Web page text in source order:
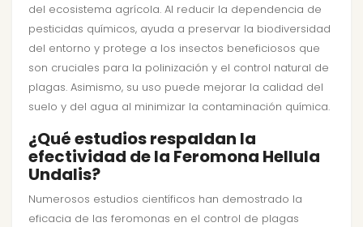
del ecosistema agrícola. Al reducir la dependencia de
pesticidas químicos, ayuda a preservar la biodiversidad
del entorno y protege a los insectos beneficiosos que
son cruciales para la polinización y el control natural de
plagas. Asimismo, su uso puede mejorar la calidad del
suelo y del agua al minimizar la contaminación química.
¿Qué estudios respaldan la
efectividad de la Feromona Hellula
Undalis?
Numerosos estudios científicos han demostrado la
eficacia de las feromonas en el control de plagas